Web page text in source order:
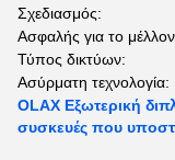
Σχεδιασμός:
Ασφαλής για το
Τύπος δικτύων:
Ασύρματη τεχνολογία:
OLAX Εξωτερική
συσκευές που